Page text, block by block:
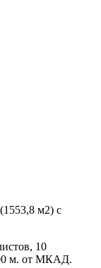
м2) с
10
м. от МКАД.